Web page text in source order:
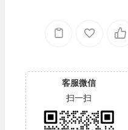
客服微信
扫一扫